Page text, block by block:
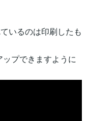
いるのは印刷したも
プできますように